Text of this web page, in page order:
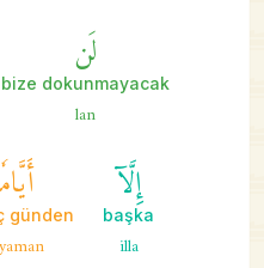
لَن
bize dokunmayacak
lan
إِلَّآ
başka
illa
günden